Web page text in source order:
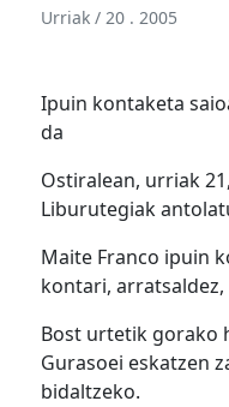
Urriak / 20 . 2005
Ipuin kontaketa
da
Ostiralean, urriak
Liburutegiak
Maite Franco ipuin
kontari, arratsaldez,
Bost urtetik gorako
Gurasoei eskatzen
bidaltzeko.